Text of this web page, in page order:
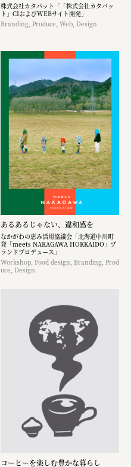
株式会社カタパット「「株式会社カタパッ
ト」CIおよびWEBサイト開発」
Branding, Produce, Web, Design
あるあるじゃない、違和感を
なかがわの恵み活用協議会「北海道中川町
発「meets NAKAGAWA HOKKAIDO」ブ
ランドプロデュース」
Workshop, Food design, Branding, Prod
uce, Design
コーヒーを楽しむ豊かな暮らし